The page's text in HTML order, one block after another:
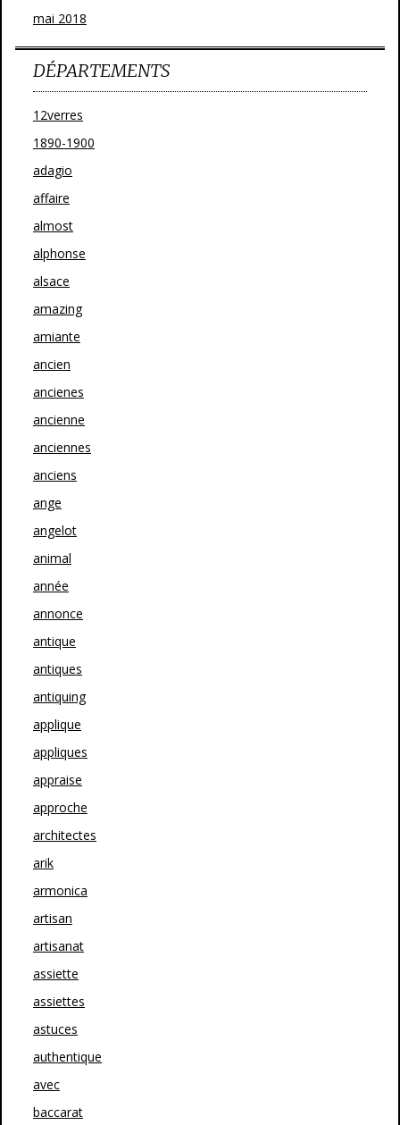
mai 2018
DÉPARTEMENTS
12verres
1890-1900
adagio
affaire
almost
alphonse
alsace
amazing
amiante
ancien
ancienes
ancienne
anciennes
anciens
ange
angelot
animal
année
annonce
antique
antiques
antiquing
applique
appliques
appraise
approche
architectes
arik
armonica
artisan
artisanat
assiette
assiettes
astuces
authentique
avec
baccarat